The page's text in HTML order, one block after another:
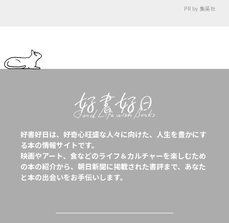
PR by 集英社
好書好日は、好奇心旺盛な人々に向けた、人生を豊かにす
る本の情報サイトです。
映画やアート、食などのライフ＆カルチャーを楽しむため
の本の紹介から、朝日新聞に掲載された書評まで、あなた
と本の出会いをお手伝いします。